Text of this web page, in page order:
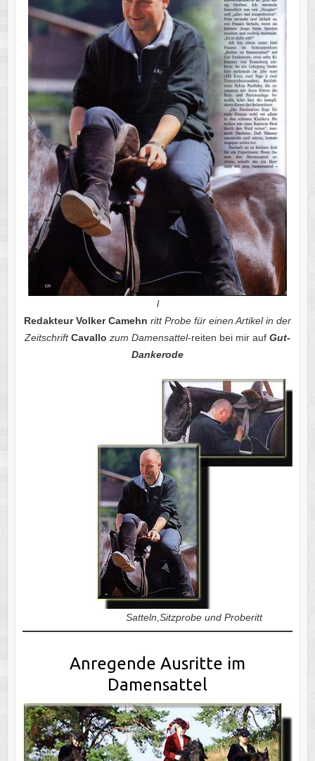
l
Redakteur Volker Camehn ritt Probe für einen Artikel in der
ZeitschriftCavallo zum Damensattel-reiten bei mir auf Gut-
Dankerode
Satteln,Sitzprobe und Proberitt
Anregende Ausritte im
Damensattel